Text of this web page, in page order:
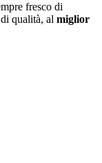
fresco di
qualità, al miglior